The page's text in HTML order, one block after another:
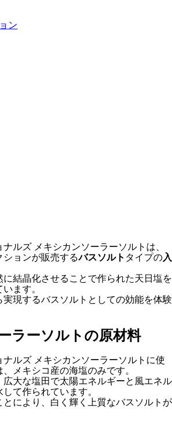
ン
ルズ メキシカンソーラーソルトは、
ションが販売するバスソルト タイプの入
に結晶化させることで作られた天日塩を
ます。
実現するバスソルトとしての効能を体験
ラーソルトの原材料
ナルズ メキシカンソーラーソルトに使
メキシコ産の海塩のみです。
広大な塩田で太陽エネルギーと風エネル
て作られています。
とにより、白く輝く上質なバスソルトが